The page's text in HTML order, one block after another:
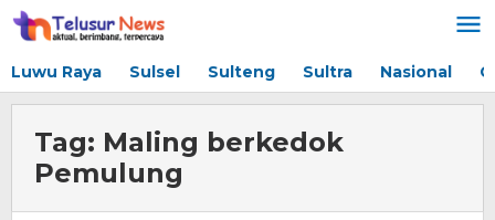
Lewati
ke
Luwu Raya Sulsel Sulteng Sultra Nasional
Tag: Maling berkedok
Pemulung